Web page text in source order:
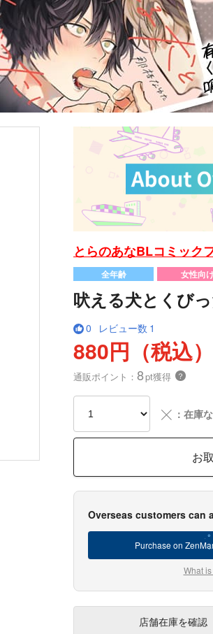
とらのあなBLコミック
全年齢 女性向
吠える犬とくび
0 レビュー数 1
880円（税込）
通販ポイント： 8pt獲得 ？
╳ ：在庫
お
Overseas customers can
Purchase on
What
店舗在庫を確認